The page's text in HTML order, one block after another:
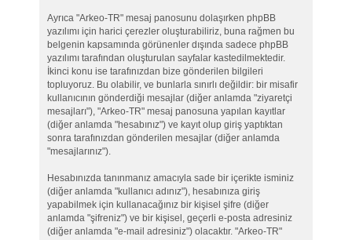
Ayrıca "Arkeo-TR" mesaj panosunu dolaşırken phpBB
yazılımı için harici çerezler oluşturabiliriz, buna rağmen bu
belgenin kapsamında görünenler dışında sadece phpBB
yazılımı tarafından oluşturulan sayfalar kastedilmektedir.
İkinci konu ise tarafınızdan bize gönderilen bilgileri
topluyoruz. Bu olabilir, ve bunlarla sınırlı değildir: bir misafir
kullanıcının gönderdiği mesajlar (diğer anlamda "ziyaretçi
mesajları"), "Arkeo-TR" mesaj panosuna yapılan kayıtlar
(diğer anlamda "hesabınız") ve kayıt olup giriş yaptıktan
sonra tarafınızdan gönderilen mesajlar (diğer anlamda
"mesajlarınız").
Hesabınızda tanınmanız amacıyla sade bir içerikte isminiz
(diğer anlamda "kullanıcı adınız"), hesabınıza giriş
yapabilmek için kullanacağınız bir kişisel şifre (diğer
anlamda "şifreniz") ve bir kişisel, geçerli e-posta adresiniz
(diğer anlamda "e-mail adresiniz") olacaktır. "Arkeo-TR"